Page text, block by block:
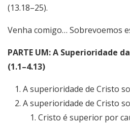
(13.18–25).
Venha comigo… Sobrevoemos
PARTE UM: A Superioridade
(1.1–4.13)
A superioridade de Cristo
A superioridade de Cristo
Cristo é superior por